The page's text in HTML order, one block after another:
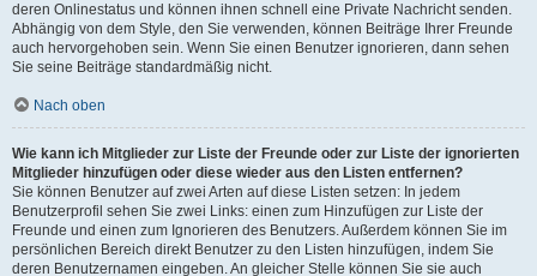
deren Onlinestatus und können ihnen schnell eine Private Nachricht senden.
Abhängig von dem Style, den Sie verwenden, können Beiträge Ihrer Freunde
auch hervorgehoben sein. Wenn Sie einen Benutzer ignorieren, dann sehen
Sie seine Beiträge standardmäßig nicht.
Nach oben
Wie kann ich Mitglieder zur Liste der Freunde oder zur Liste der ignorierten
Mitglieder hinzufügen oder diese wieder aus den Listen entfernen?
Sie können Benutzer auf zwei Arten auf diese Listen setzen: In jedem
Benutzerprofil sehen Sie zwei Links: einen zum Hinzufügen zur Liste der
Freunde und einen zum Ignorieren des Benutzers. Außerdem können Sie im
persönlichen Bereich direkt Benutzer zu den Listen hinzufügen, indem Sie
deren Benutzernamen eingeben. An gleicher Stelle können Sie sie auch